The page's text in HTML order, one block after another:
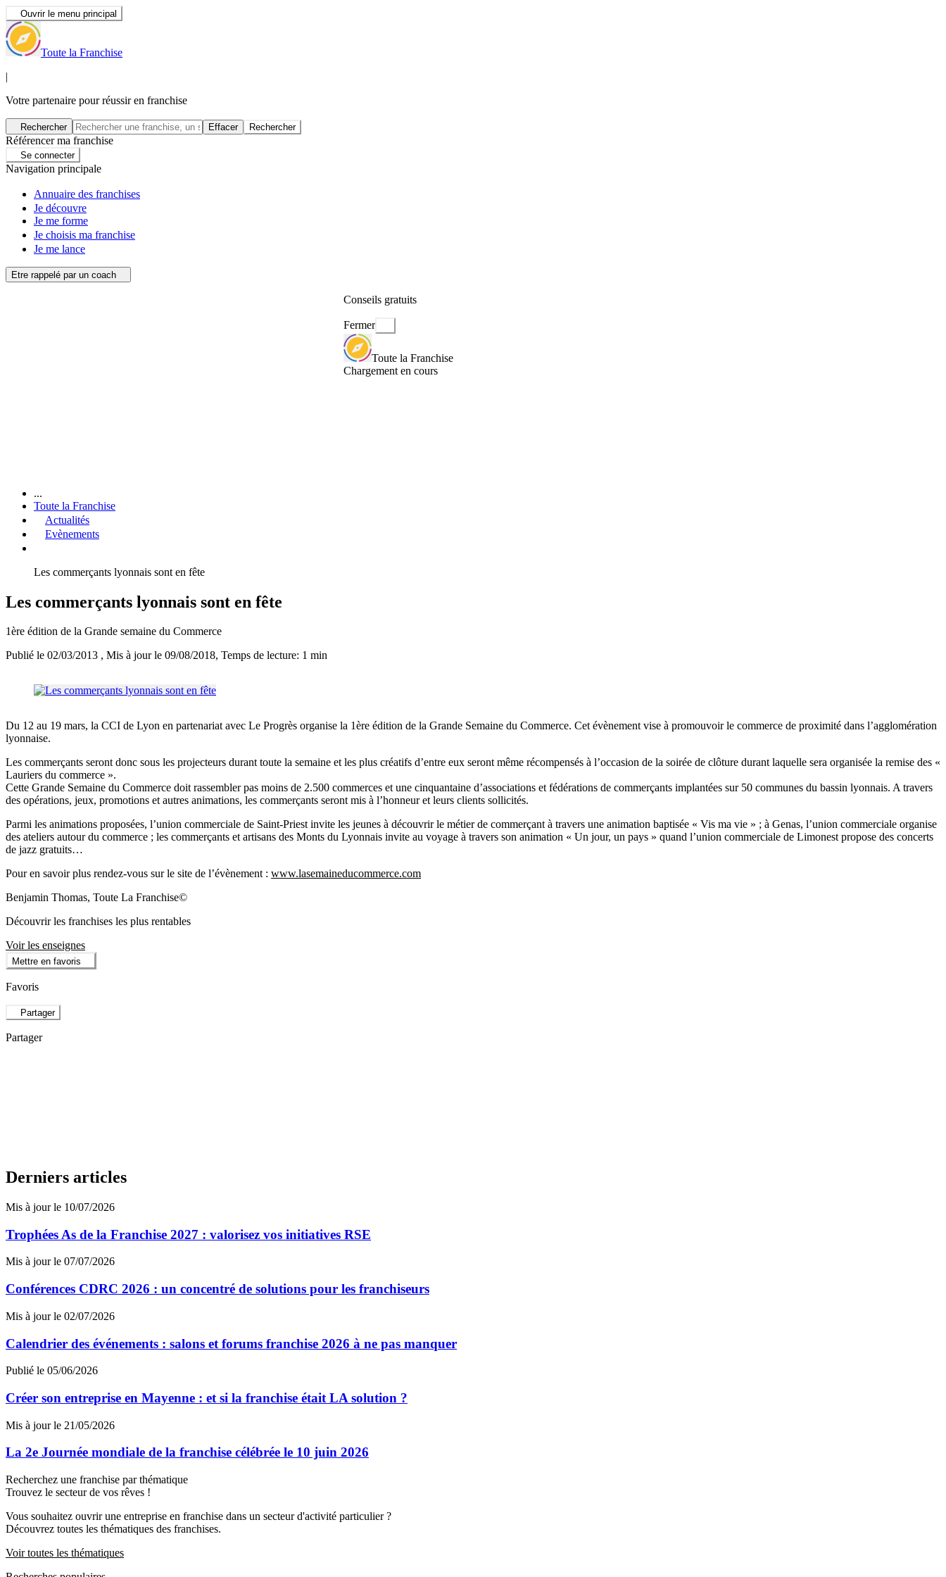
Ouvrir le menu principal
Toute la Franchise
|
Votre partenaire pour réussir en franchise
Rechercher Effacer Rechercher
Référencer ma franchise
Se connecter
Navigation principale
Annuaire des franchises
Je découvre
Je me forme
Je choisis ma franchise
Je me lance
Etre rappelé par un coach
Conseils gratuits
Fermer
Toute la Franchise
Chargement en cours
...
Toute la Franchise
Actualités
Evènements
Les commerçants lyonnais sont en fête
Les commerçants lyonnais sont en fête
1ère édition de la Grande semaine du Commerce
Publié le 02/03/2013 , Mis à jour le 09/08/2018, Temps de lecture: 1 min
Du 12 au 19 mars, la CCI de Lyon en partenariat avec Le Progrès organise la 1ère édition de la Grande Semaine du Commerce. Cet évènement vise à promouvoir le commerce de proximité dans l’agglomération
lyonnaise.
Les commerçants seront donc sous les projecteurs durant toute la semaine et les plus créatifs d’entre eux seront même récompensés à l’occasion de la soirée de clôture durant laquelle sera organisée la remise des «
Lauriers du commerce ».
Cette Grande Semaine du Commerce doit rassembler pas moins de 2.500 commerces et une cinquantaine d’associations et fédérations de commerçants implantées sur 50 communes du bassin lyonnais. A travers
des opérations, jeux, promotions et autres animations, les commerçants seront mis à l’honneur et leurs clients sollicités.
Parmi les animations proposées, l’union commerciale de Saint-Priest invite les jeunes à découvrir le métier de commerçant à travers une animation baptisée « Vis ma vie » ; à Genas, l’union commerciale organise
des ateliers autour du commerce ; les commerçants et artisans des Monts du Lyonnais invite au voyage à travers son animation « Un jour, un pays » quand l’union commerciale de Limonest propose des concerts
de jazz gratuits…
Pour en savoir plus rendez-vous sur le site de l’évènement : www.lasemaineducommerce.com
Benjamin Thomas, Toute La Franchise©
Découvrir les franchises les plus rentables
Voir les enseignes
Mettre en favoris
Favoris
Partager
Partager
Derniers articles
Mis à jour le 10/07/2026
Trophées As de la Franchise 2027 : valorisez vos initiatives RSE
Mis à jour le 07/07/2026
Conférences CDRC 2026 : un concentré de solutions pour les franchiseurs
Mis à jour le 02/07/2026
Calendrier des événements : salons et forums franchise 2026 à ne pas manquer
Publié le 05/06/2026
Créer son entreprise en Mayenne : et si la franchise était LA solution ?
Mis à jour le 21/05/2026
La 2e Journée mondiale de la franchise célébrée le 10 juin 2026
Recherchez une franchise par thématique
Trouvez le secteur de vos rêves !
Vous souhaitez ouvrir une entreprise en franchise dans un secteur d'activité particulier ?
Découvrez toutes les thématiques des franchises.
Voir toutes les thématiques